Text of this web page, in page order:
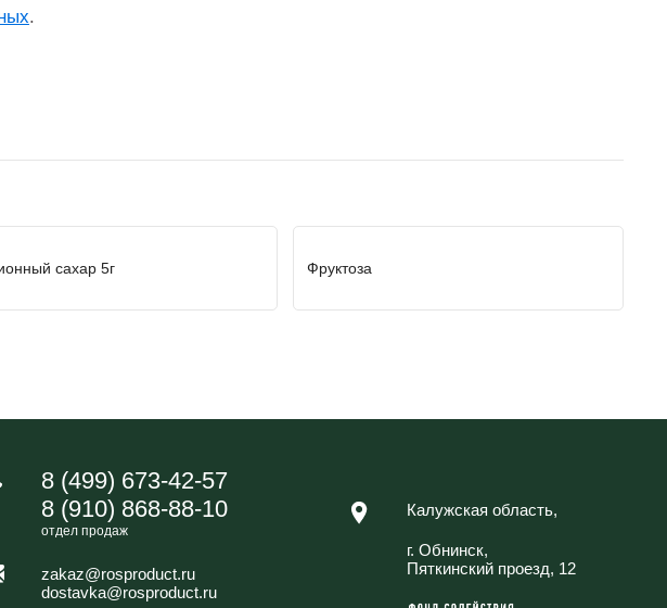
.
сахар 5г Фруктоза
8 (499) 673-42-57
8 (910) 868-88-10
отдел продаж
zakaz@rosproduct.ru
dostavka@rosproduct.ru
Калужская область,
г. Обнинск,
Пяткинский проезд, 12